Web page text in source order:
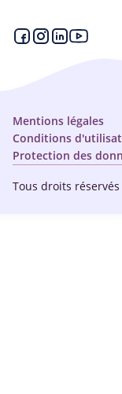
Aides financières et
Qui sommes-nous ?
Tous droits
Mentions légales
Conditions
Protection des